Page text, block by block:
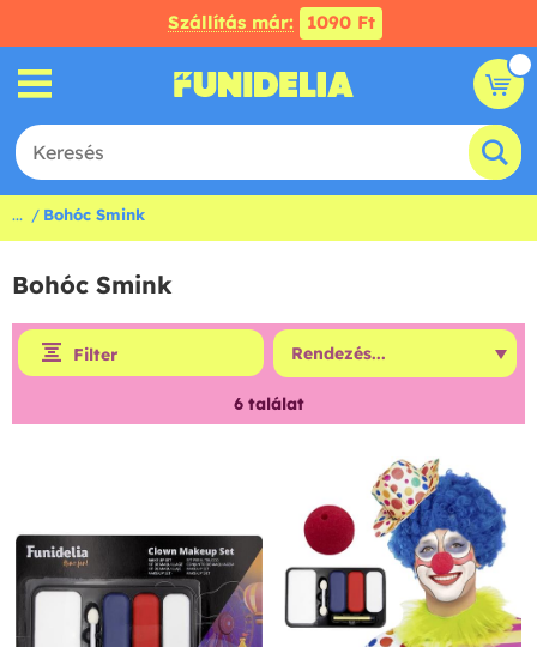
Szállítás már: 1090 Ft
... Bohóc Smink
Bohóc Smink
Filter
6találat